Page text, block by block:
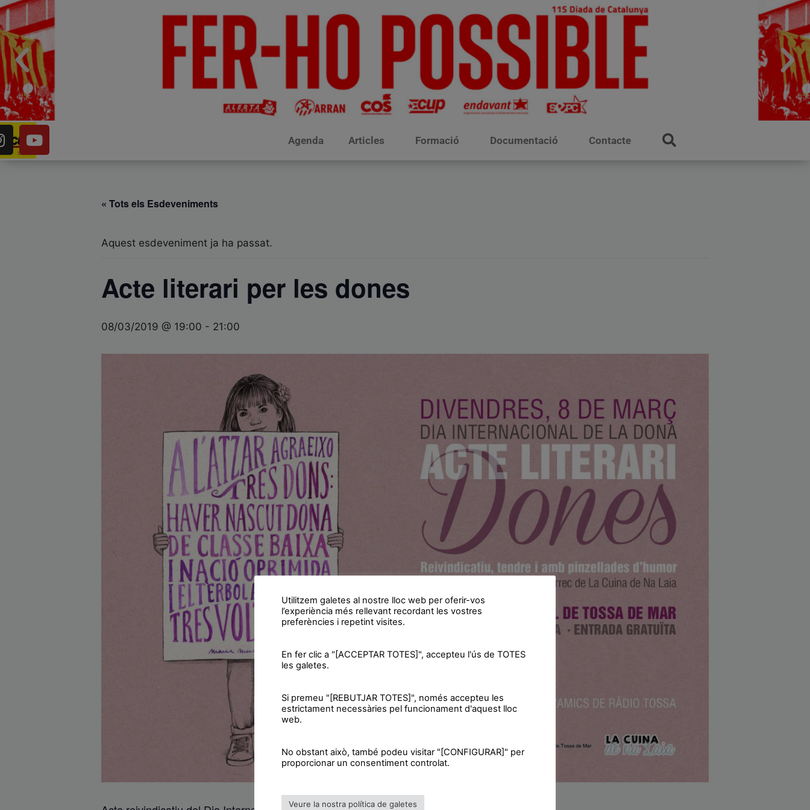
Agenda Articles Formació Documentació Contacte
« Tots els Esdeveniments
Aquest esdeveniment ja ha passat.
Acte literari per les dones
08/03/2019 @ 19:00 - 21:00
Utilitzem galetes al nostre lloc web per oferir-vos
l’experiència més rellevant recordant les vostres
preferències i repetint visites.
En fer clic a "[ACCEPTAR TOTES]", accepteu l'ús de TOTES
les galetes.
Si premeu "[REBUTJAR TOTES]", només accepteu les
estrictament necessàries pel funcionament d'aquest lloc
web.
No obstant això, també podeu visitar "[CONFIGURAR]" per
proporcionar un consentiment controlat.
Veure la nostra política de galetes